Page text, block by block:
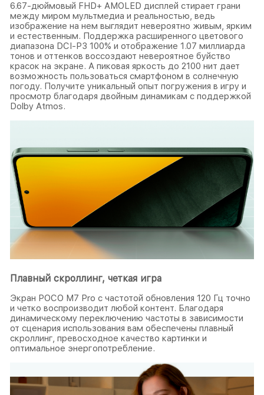
6.67-дюймовый FHD+ AMOLED дисплей стирает грани
между миром мультмедиа и реальностью, ведь
изображение на нем выглядит невероятно живым, ярким
и естественным. Поддержка расширенного цветового
диапазона DCI-P3 100% и отображение 1.07 миллиарда
тонов и оттенков воссоздают невероятное буйство
красок на экране. А пиковая яркость до 2100 нит дает
возможность пользоваться смартфоном в солнечную
погоду. Получите уникальный опыт погружения в игру и
просмотр благодаря двойным динамикам с поддержкой
Dolby Atmos.
Плавный скроллинг, четкая игра
Экран POCO M7 Pro с частотой обновления 120 Гц точно
и четко воспроизводит любой контент. Благодаря
динамическому переключению частоты в зависимости
от сценария использования вам обеспечены плавный
скроллинг, превосходное качество картинки и
оптимальное энергопотребление.